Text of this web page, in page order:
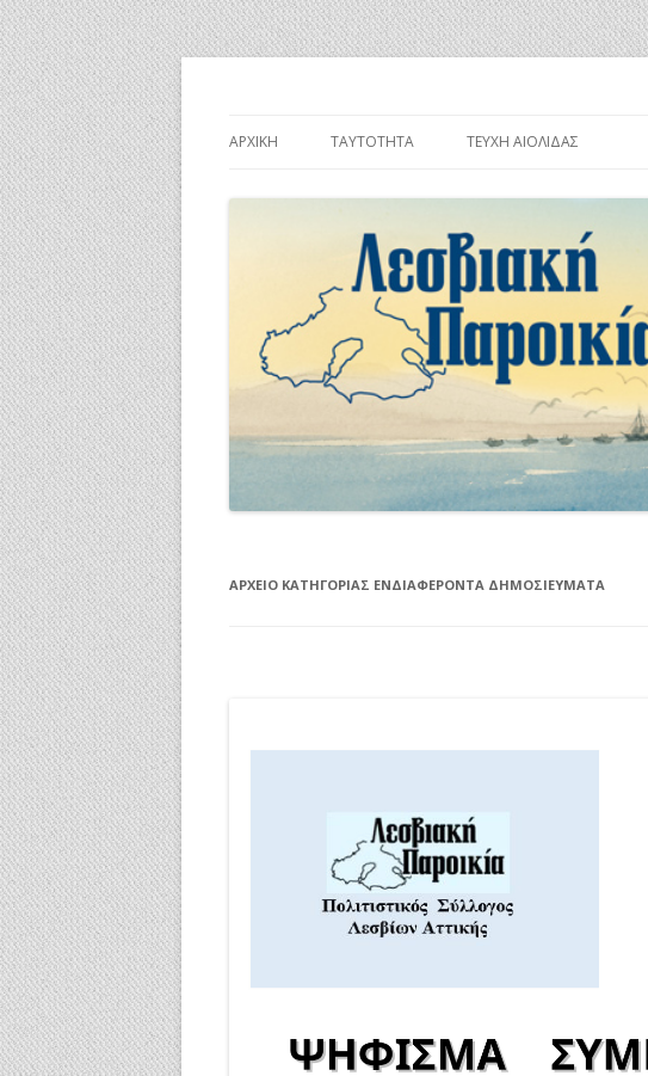
ΑΡΧΙΚΉ ΤΑΥΤΌΤΗΤΑ ΤΕΎΧΗ ΑΙΟΛΊΔΑΣ
ΑΡΧΕΊΟ ΚΑΤΗΓΟΡΊΑΣ ΕΝΔΙΑΦΈΡΟΝΤΑ ΔΗΜΟΣΙΕΎΜΑΤΑ